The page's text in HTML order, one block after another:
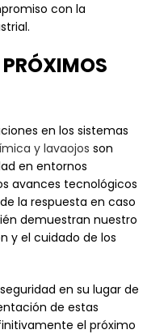
con la
en los sistemas
y lavaojos son
en entornos
avances tecnológicos
la respuesta en caso
demuestran nuestro
y el cuidado de los
en su lugar de
de estas
el próximo